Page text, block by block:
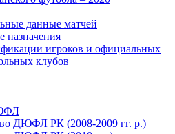
данные матчей
назначения
игроков и официальных
клубов
ДЮФЛ РК (2008-2009 гг. р.)